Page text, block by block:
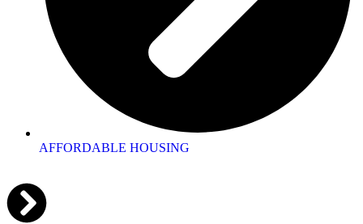
AFFORDABLE HOUSING